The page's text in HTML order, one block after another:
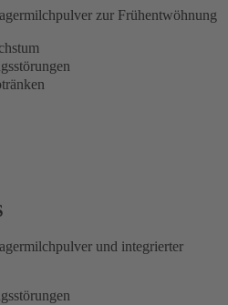
zur Frühentwöhnung
und integrierter